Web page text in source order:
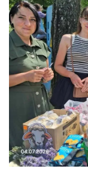
Про нас
Бюджет
Тендери
Довідник
Контакти